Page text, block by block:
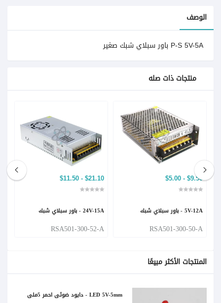
المنتجات الأكثر مبيعًا
LED 5V-5mm - دايود ضوئي احمر 5ملي
الوصف
P-S 5V-5A باور سبلاي شبك صغير
منتجات ذات صله
$9.50 - $5.00
5V-12A - باور سبلاي شبك
RSA501-300-50-A
$21.10 - $11.50
24V-15A - باور سبلاي شبك
RSA501-300-52-A